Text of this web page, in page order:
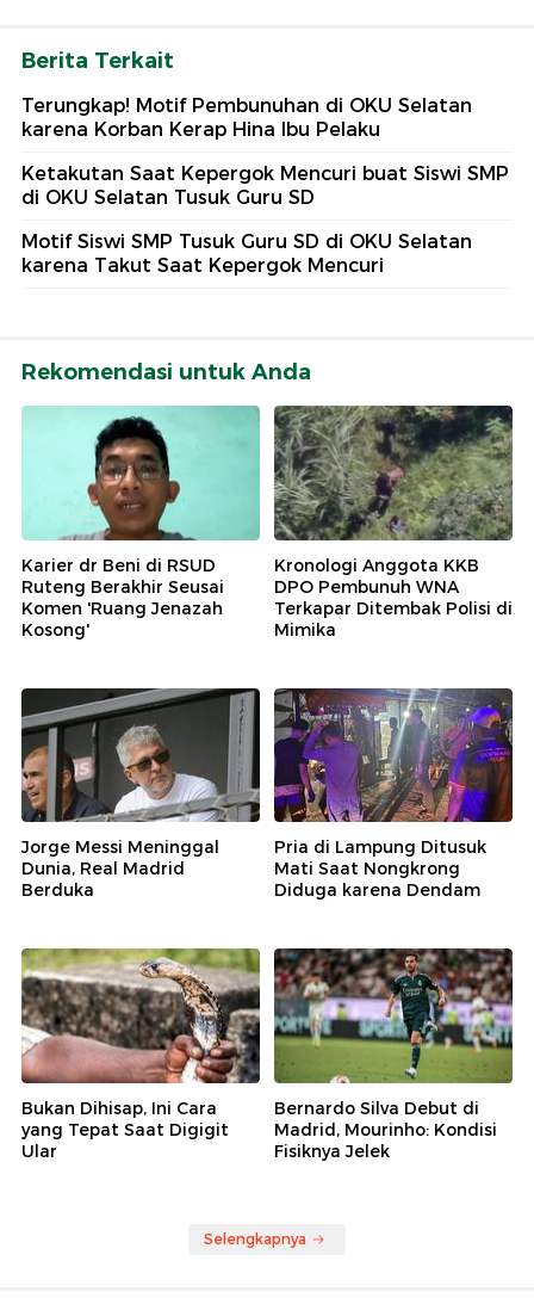
Berita Terkait
Terungkap! Motif Pembunuhan di OKU Selatan
karena Korban Kerap Hina Ibu Pelaku
Ketakutan Saat Kepergok Mencuri buat Siswi SMP
di OKU Selatan Tusuk Guru SD
Motif Siswi SMP Tusuk Guru SD di OKU Selatan
karena Takut Saat Kepergok Mencuri
Rekomendasi untuk Anda
Karier dr Beni di RSUD
Ruteng Berakhir Seusai
Komen 'Ruang Jenazah
Kosong'
Kronologi Anggota KKB
DPO Pembunuh WNA
Terkapar Ditembak Polisi di
Mimika
Jorge Messi Meninggal
Dunia, Real Madrid
Berduka
Pria di Lampung Ditusuk
Mati Saat Nongkrong
Diduga karena Dendam
Bukan Dihisap, Ini Cara
yang Tepat Saat Digigit
Ular
Bernardo Silva Debut di
Madrid, Mourinho: Kondisi
Fisiknya Jelek
Selengkapnya